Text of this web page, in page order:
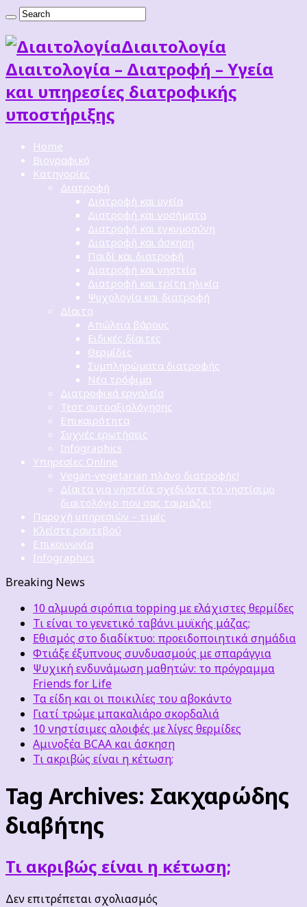
Διαιτoλογία
Διαιτολογία – Διατροφή – Υγεία
και υπηρεσίες διατροφικής
υποστήριξης
Home
Βιογραφικό
Κατηγορίες
Διατροφή
Διατροφή και υγεία
Διατροφή και νοσήματα
Διατροφή και εγκυμοσύνη
Διατροφή και άσκηση
Παιδί και διατροφή
Διατροφή και νηστεία
Διατροφή και τρίτη ηλικία
Ψυχολογία και διατροφή
Δίαιτα
Απώλεια βάρους
Ειδικές δίαιτες
Θερμίδες
Συμπληρώματα διατροφής
Νέα τρόφιμα
Διατροφικά εργαλεία
Τεστ αυτοαξιολόγησης
Επικαιρότητα
Συχνές ερωτήσεις
Infographics
Υπηρεσίες Online
Vegan-vegetarian πλάνο διατροφής!
Δίαιτα για νηστεία: σχεδιάστε το νηστίσιμο
διαιτολόγιο που σας ταιριάζει!
Παροχή υπηρεσιών – τιμές
Κλείστε ραντεβού
Επικοινωνία
Infographics
Breaking News
10 αλμυρά σιρόπια topping με ελάχιστες θερμίδες
Τι είναι το γενετικό ταβάνι μυϊκής μάζας;
Εθισμός στο διαδίκτυο: προειδοποιητικά σημάδια
Φτιάξε έξυπνους συνδυασμούς με σπαράγγια
Ψυχική ενδυνάμωση μαθητών: το πρόγραμμα
Friends for Life
Τα είδη και οι ποικιλίες του αβοκάντο
Γιατί τρώμε μπακαλιάρο σκορδαλιά
10 νηστίσιμες αλοιφές με λίγες θερμίδες
Αμινοξέα BCAA και άσκηση
Τι ακριβώς είναι η κέτωση;
Tag Archives: Σακχαρώδης
διαβήτης
Τι ακριβώς είναι η κέτωση;
Δεν επιτρέπεται σχολιασμός